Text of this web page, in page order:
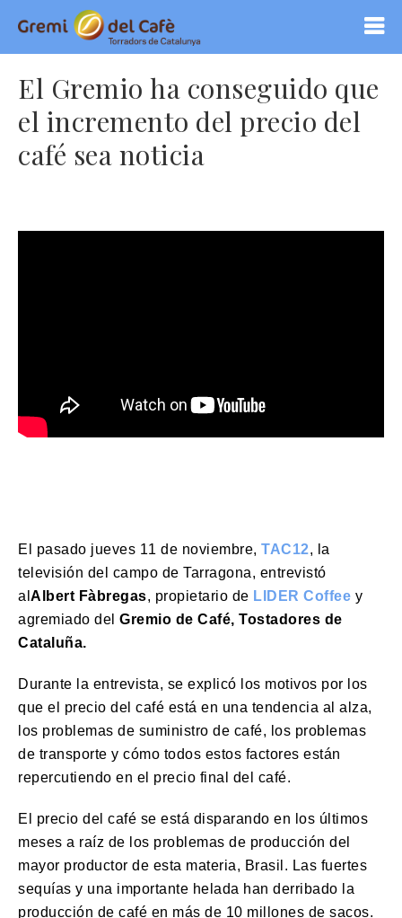
El Gremio ha conseguido que
el incremento del precio del
café sea noticia
El pasado jueves 11 de noviembre, TAC12, la
televisión del campo de Tarragona, entrevistó
al Albert Fàbregas, propietario de LIDER Coffee y
agremiado del Gremio de Café, Tostadores de
Cataluña.
Durante la entrevista, se explicó los motivos por los
que el precio del café está en una tendencia al alza,
los problemas de suministro de café, los problemas
de transporte y cómo todos estos factores están
repercutiendo en el precio final del café.
El precio del café se está disparando en los últimos
meses a raíz de los problemas de producción del
mayor productor de esta materia, Brasil. Las fuertes
sequías y una importante helada han derribado la
producción de café en más de 10 millones de sacos.